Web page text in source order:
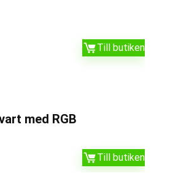
Till butiken
med RGB
Till butiken